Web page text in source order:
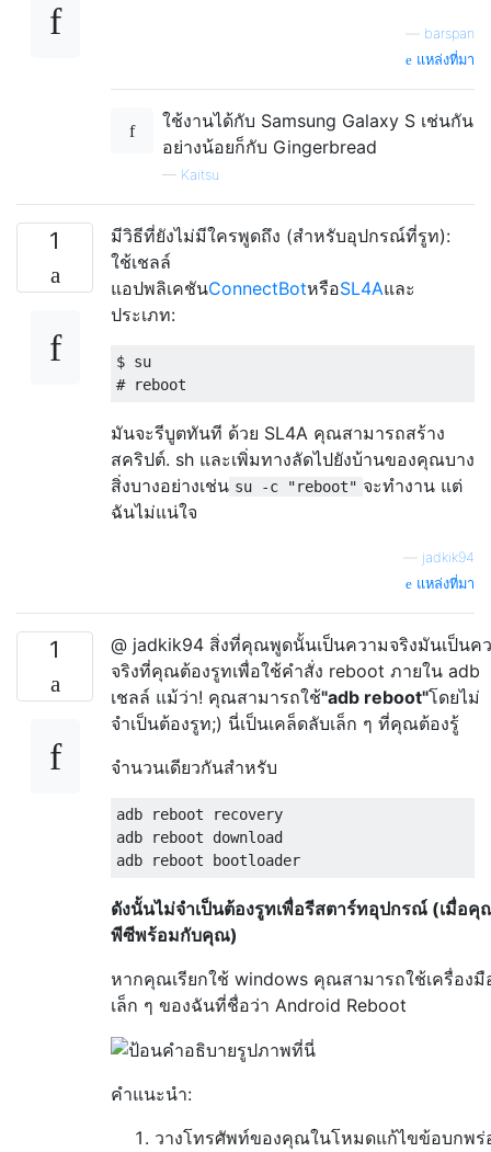
barspan
แหล่งที่มา
ใช้งานได้กับ Samsung Galaxy S เช่นกัน
อย่างน้อยก็กับ Gingerbread
— Kaitsu
1
มีวิธีที่ยังไม่มีใครพูดถึง (สำหรับอุปกรณ์ที่รูท):
ใช้เชลล์
แอปพลิเคชันConnectBotหรือSL4Aและ
ประเภท:
$ su
มันจะรีบูตทันที ด้วย SL4A คุณสามารถสร้าง
สคริปต์. sh และเพิ่มทางลัดไปยังบ้านของคุณบาง
สิ่งบางอย่างเช่น su -c "reboot" จะทำงาน แต่
ฉันไม่แน่ใจ
jadkik94
แหล่งที่มา
1
@ jadkik94 สิ่งที่คุณพูดนั้นเป็นความจริงมันเป็นค
จริงที่คุณต้องรูทเพื่อใช้คำสั่ง reboot ภายใน adb
เชลล์ แม้ว่า! คุณสามารถใช้"adb reboot"โดยไม่
จำเป็นต้องรูท;) นี่เป็นเคล็ดลับเล็ก ๆ ที่คุณต้องรู้
จำนวนเดียวกันสำหรับ
adb reboot recovery
adb reboot download
ดังนั้นไม่จำเป็นต้องรูทเพื่อรีสตาร์ทอุปกรณ์ (เมื่อคุ
พีซีพร้อมกับคุณ)
หากคุณเรียกใช้ windows คุณสามารถใช้เครื่องมื
เล็ก ๆ ของฉันที่ชื่อว่า Android Reboot
คำแนะนำ:
วางโทรศัพท์ของคุณในโหมดแก้ไขข้อบกพร่